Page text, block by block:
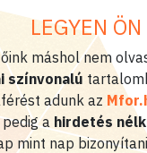
LEGYEN
máshol nem
színvonalú
adunk az
a hirdetés
mint nap